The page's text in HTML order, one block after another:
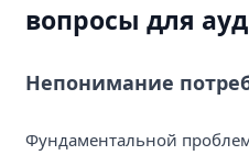
вопросы для
Непонимание
Фундаментальной